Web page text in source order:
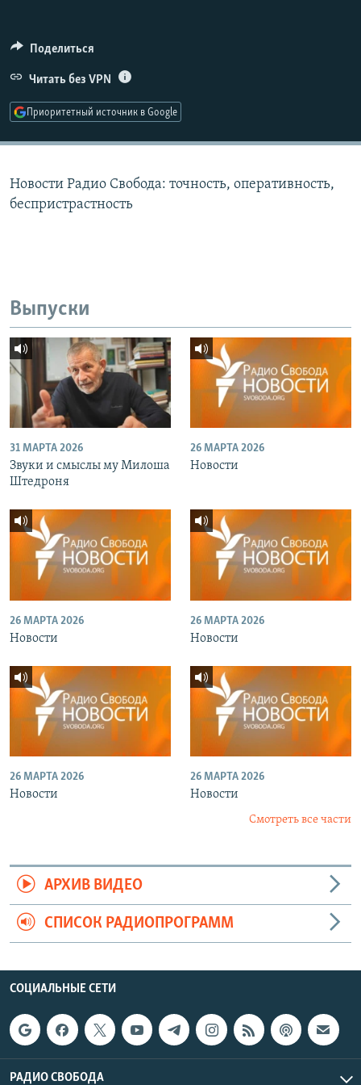
ПОДПИШИТЕСЬ НА РАССЫЛКУ
СОЦИАЛЬНЫЕ СЕТИ
Поделиться
Читать без VPN
Приоритетный источник в Google
Новости Радио Свобода: точность, оперативность,
беспристрастность
Выпуски
31 МАРТА 2026
Звуки и смыслы му Милоша
Штедроня
26 МАРТА 2026
Новости
26 МАРТА 2026
Новости
26 МАРТА 2026
Новости
26 МАРТА 2026
Новости
26 МАРТА 2026
Новости
Смотреть все части
АРХИВ ВИДЕО
СПИСОК РАДИОПРОГРАММ
СОЦИАЛЬНЫЕ СЕТИ
РАДИО СВОБОДА